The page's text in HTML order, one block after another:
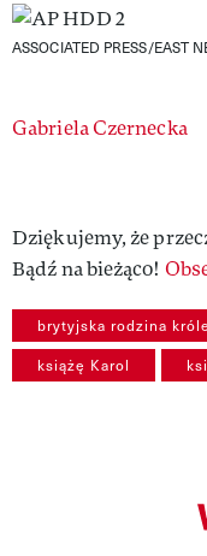
ASSOCIATED PRESS/EAST
Authors
Gabriela Czernecka
Dziękujemy, że
Bądź na bieżąco!
brytyjska rodzina
książę Karol